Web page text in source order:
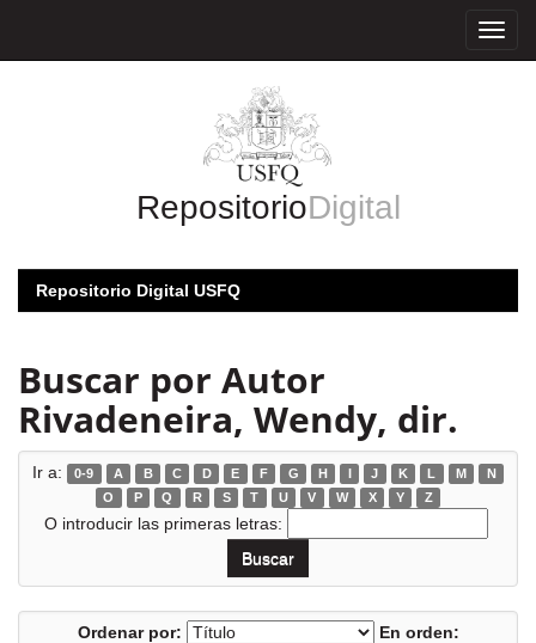
RepositorioDigital
Repositorio Digital USFQ
Buscar por Autor
Rivadeneira, Wendy, dir.
Ir a: 0-9 A B C D E F G H I J K L M
N
O
P Q R S T U V W X Y Z
O introducir las primeras letras:
Ordenar por:
En orden: